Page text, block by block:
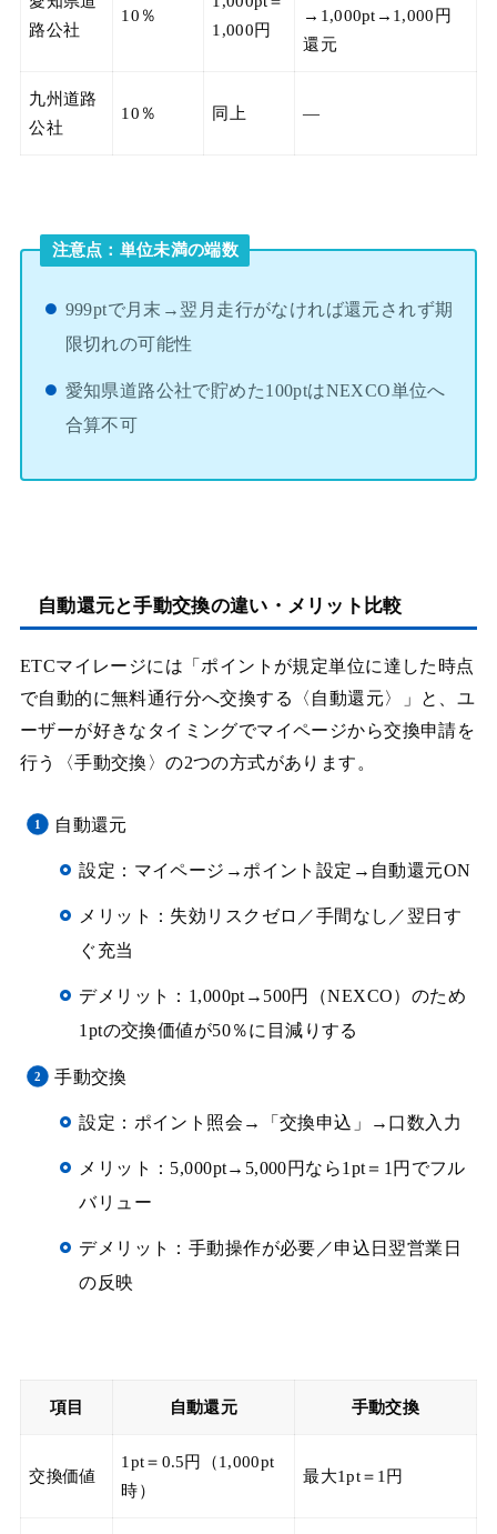
路公社
10％
1,000円
→1,000pt→1,000円
還元
九州道路
公社
10％ 同上 —
注意点：単位未満の端数
999ptで月末→翌月走行がなければ還元されず期
限切れの可能性
愛知県道路公社で貯めた100ptはNEXCO単位へ
合算不可
自動還元と手動交換の違い・メリット比較
ETCマイレージには「ポイントが規定単位に達した時点
で自動的に無料通行分へ交換する〈自動還元〉」と、ユ
ーザーが好きなタイミングでマイページから交換申請を
行う〈手動交換〉の2つの方式があります。
自動還元
設定：マイページ→ポイント設定→自動還元ON
メリット：失効リスクゼロ／手間なし／翌日す
ぐ充当
デメリット：1,000pt→500円（NEXCO）のため
1ptの交換価値が50％に目減りする
手動交換
設定：ポイント照会→「交換申込」→口数入力
メリット：5,000pt→5,000円なら1pt＝1円でフル
バリュー
デメリット：手動操作が必要／申込日翌営業日
の反映
項目 自動還元 手動交換
交換価値
1pt＝0.5円（1,000pt
時）
最大1pt＝1円